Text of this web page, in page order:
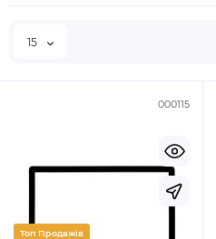
15
000115
Топ Продажів